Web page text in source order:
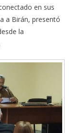
en sus
a Birán, presentó
la